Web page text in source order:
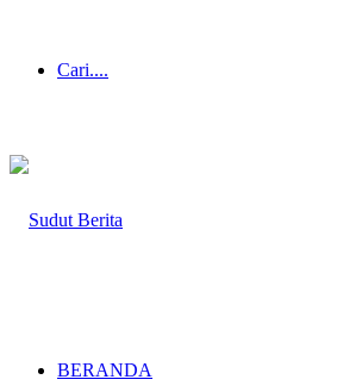
Cari....
BERANDA